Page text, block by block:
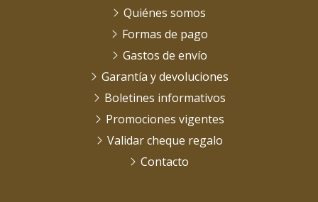
Quiénes somos
Formas de pago
Gastos de envío
Garantía y devoluciones
Boletines informativos
Promociones vigentes
Validar cheque regalo
Contacto